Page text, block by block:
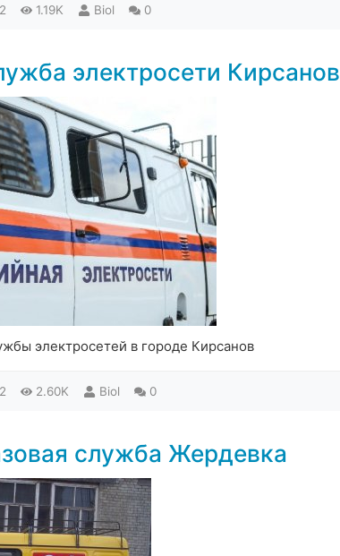
1.19K Biol 0
электросети Кирсанов
электросетей в городе Кирсанов
2.60K Biol 0
служба Жердевка